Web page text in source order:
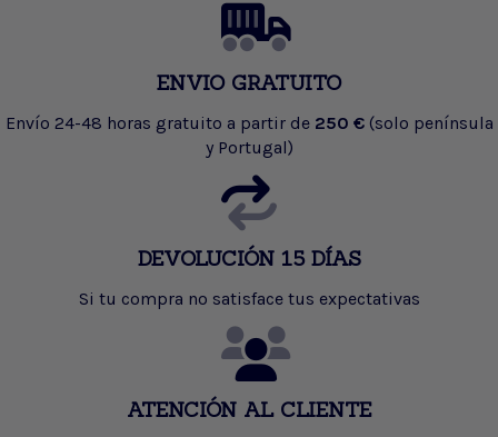
ENVIO GRATUITO
Envío 24-48 horas gratuito a partir de 250 € (solo península
y Portugal)
DEVOLUCIÓN 15 DÍAS
Si tu compra no satisface tus expectativas
ATENCIÓN AL CLIENTE